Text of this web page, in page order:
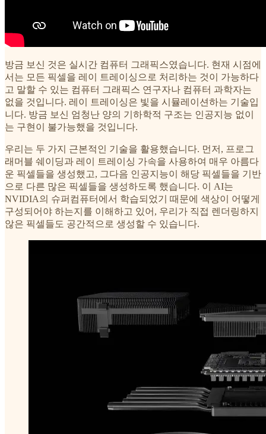
방금 보신 것은 실시간 컴퓨터 그래픽스였습니다. 현재 시점에
서는 모든 픽셀을 레이 트레이싱으로 처리하는 것이 가능하다
고 말할 수 있는 컴퓨터 그래픽스 연구자나 컴퓨터 과학자는
없을 것입니다. 레이 트레이싱은 빛을 시뮬레이션하는 기술입
니다. 방금 보신 엄청난 양의 기하학적 구조는 인공지능 없이
는 구현이 불가능했을 것입니다.
우리는 두 가지 근본적인 기술을 활용했습니다. 먼저, 프로그
래머블 쉐이딩과 레이 트레이싱 가속을 사용하여 매우 아름다
운 픽셀들을 생성했고, 그다음 인공지능이 해당 픽셀들을 기반
으로 다른 많은 픽셀들을 생성하도록 했습니다. 이 AI는
NVIDIA의 슈퍼컴퓨터에서 학습되었기 때문에 색상이 어떻게
구성되어야 하는지를 이해하고 있어, 우리가 직접 렌더링하지
않은 픽셀들도 공간적으로 생성할 수 있습니다.